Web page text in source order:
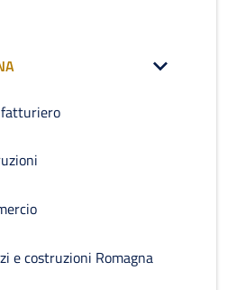
e costruzioni Romagna